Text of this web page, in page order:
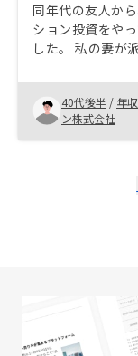
同年代の友人か
ション投資をや
した。 私の妻が
裕が出てきそう
え始めました。
マンションを探
つけて、登録し
つけるのは大変
で含めて一貫し
40代後半 / 年
ン株式会社